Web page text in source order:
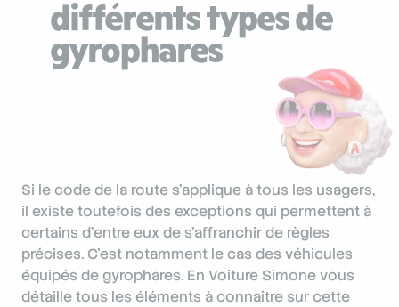
Allô Simone
Se connecter
différents types de
gyrophares
Si le code de la route s’applique à tous les usagers,
il existe toutefois des exceptions qui permettent à
certains d’entre eux de s’affranchir de règles
précises. C’est notamment le cas des véhicules
équipés de gyrophares. En Voiture Simone vous
détaille tous les éléments à connaître sur cette